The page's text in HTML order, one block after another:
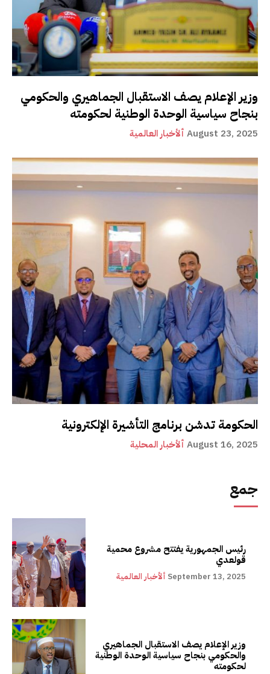
وزير الإعلام يصف الاستقبال الجماهيري والحكومي
بنجاح سياسية الوحدة الوطنية لحكومته
ألأخبار العالمية August 23, 2025
الحكومة تدشن برنامج التأشيرة الإلكترونية
ألأخبار المحلية August 16, 2025
جمع
رئيس الجمهورية يفتتح مشروع محمية
قولعدي
ألأخبار العالمية September 13, 2025
وزير الإعلام يصف الاستقبال الجماهيري
والحكومي بنجاح سياسية الوحدة الوطنية
لحكومته